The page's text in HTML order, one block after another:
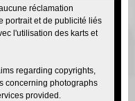
réclamation
portrait et de publicité liés
l'utilisation des karts et
regarding copyrights,
concerning photographs
provided.